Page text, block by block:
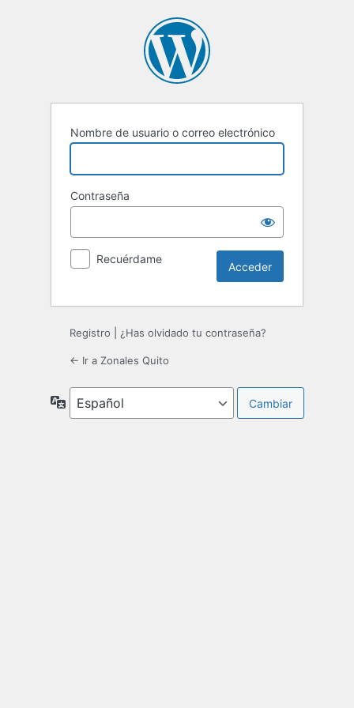
Nombre de usuario o correo electrónico
Contraseña
Recuérdame
Registro ¿Has olvidado tu contraseña?
← Ir a Zonales Quito
Idioma